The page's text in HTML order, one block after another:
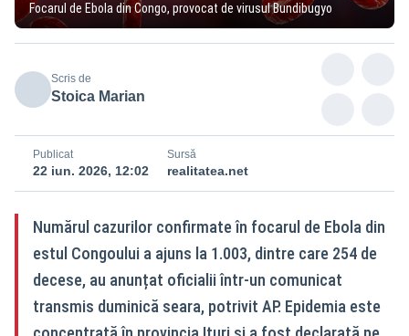
Focarul de Ebola din Congo, provocat de virusul Bundibugyo
Scris de
Stoica Marian
Publicat
22 iun. 2026, 12:02
Sursă
realitatea.net
Numărul cazurilor confirmate în focarul de Ebola din
estul Congoului a ajuns la 1.003, dintre care 254 de
decese, au anunțat oficialii într-un comunicat
transmis duminică seara, potrivit AP. Epidemia este